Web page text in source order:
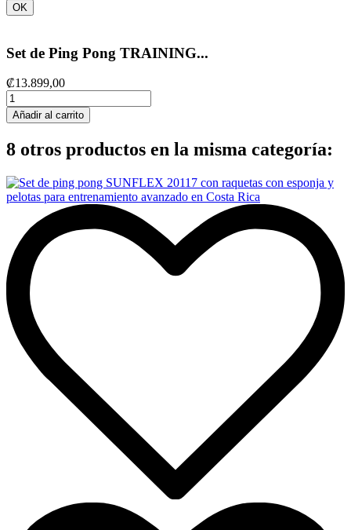
OK
Set de Ping Pong TRAINING...
₡13.899,00
Añadir al carrito
8 otros productos en la misma categoría: